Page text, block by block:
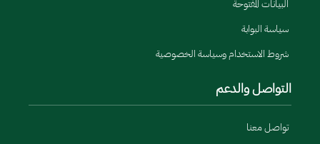
البيانات المفتوحة
سياسة البوابة
شروط الاستخدام وسياسة الخصوصية
التواصل والدعم
تواصل معنا